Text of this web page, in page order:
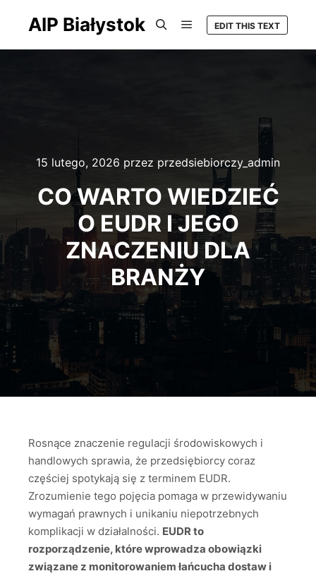
AIP Białystok EDIT THIS TEXT
15 lutego, 2026 przez przedsiebiorczy_admin
CO WARTO WIEDZIEĆ
O EUDR I JEGO
ZNACZENIU DLA
BRANŻY
Rosnące znaczenie regulacji środowiskowych i
handlowych sprawia, że przedsiębiorcy coraz
częściej spotykają się z terminem EUDR.
Zrozumienie tego pojęcia pomaga w przewidywaniu
wymagań prawnych i unikaniu niepotrzebnych
komplikacji w działalności. EUDR to
rozporządzenie, które wprowadza obowiązki
związane z monitorowaniem łańcucha dostaw i